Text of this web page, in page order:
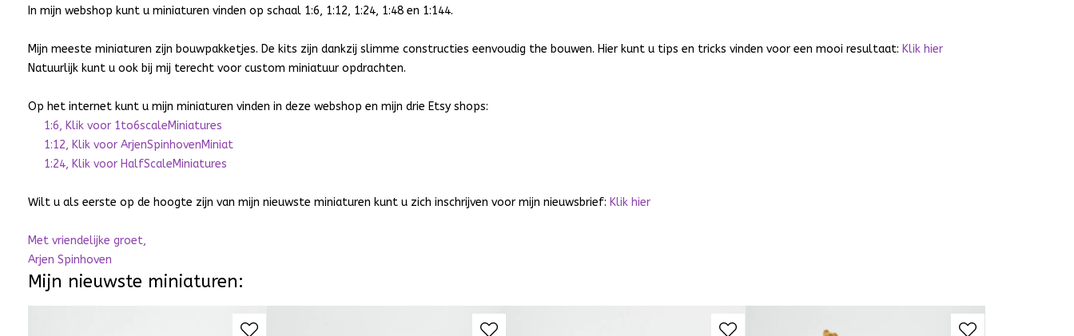
In mijn webshop kunt u miniaturen vinden op schaal 1:6, 1:12, 1:24, 1:48 en 1:144.
Mijn meeste miniaturen zijn bouwpakketjes. De kits zijn dankzij slimme constructies eenvoudig the bouwen. Hier kunt u tips en tricks vinden voor een mooi resultaat: Klik hier
Natuurlijk kunt u ook bij mij terecht voor custom miniatuur opdrachten.
Op het internet kunt u mijn miniaturen vinden in deze webshop en mijn drie Etsy shops:
1:6, Klik voor 1to6scaleMiniatures
1:12, Klik voor ArjenSpinhovenMiniat
1:24, Klik voor HalfScaleMiniatures
Wilt u als eerste op de hoogte zijn van mijn nieuwste miniaturen kunt u zich inschrijven voor mijn nieuwsbrief: Klik hier
Met vriendelijke groet,
Arjen Spinhoven
Mijn nieuwste miniaturen: